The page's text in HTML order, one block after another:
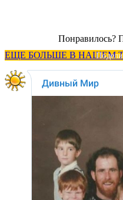
Понравилось?
ЕЩЕ БОЛЬШЕ В НАШЕМ